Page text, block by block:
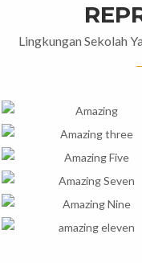
Lingkungan Sekolah